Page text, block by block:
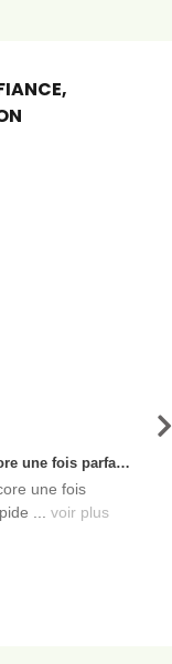
Nouvelle commande reçue ce jour et encore une fois parfaitement satisfaite, l'envoi est très rapide et les produits sont toujours conditionnés de manière personnalisés. L'avantage de commander auprès de créateurs indépendants.
une fois
... voir plus